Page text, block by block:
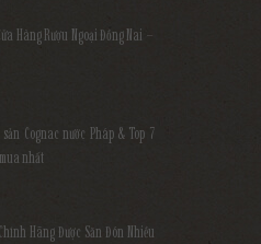
Hàng Rượu Ngoại Đồng Nai –
Cognac nước Pháp & Top 7
nhất
Hãng Được Săn Đón Nhiều